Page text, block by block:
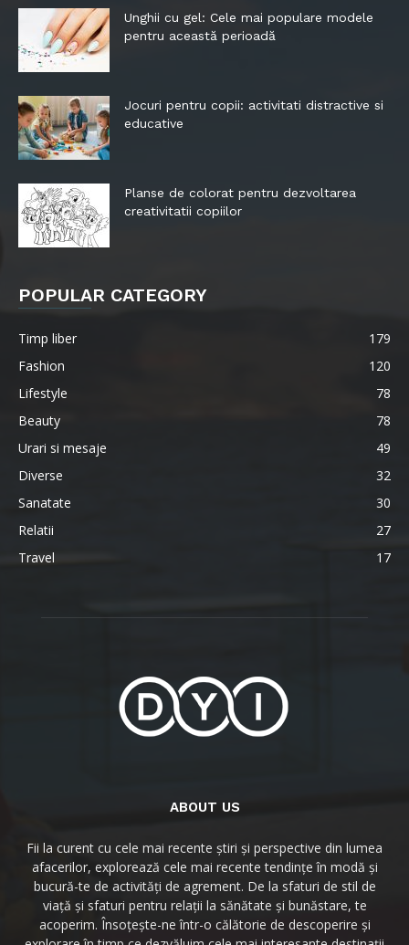
Unghii cu gel: Cele mai populare modele
pentru această perioadă
Jocuri pentru copii: activitati distractive si
educative
Planse de colorat pentru dezvoltarea
creativitatii copiilor
POPULAR CATEGORY
Timp liber
179
Fashion
120
Lifestyle
78
Beauty
78
Urari si mesaje
49
Diverse
32
Sanatate
30
Relatii
27
Travel
17
ABOUT US
Fii la curent cu cele mai recente știri și perspective din lumea
afacerilor, explorează cele mai recente tendințe în modă și
bucură-te de activități de agrement. De la sfaturi de stil de
viață și sfaturi pentru relații la sănătate și bunăstare, te
acoperim. Însoțește-ne într-o călătorie de descoperire și